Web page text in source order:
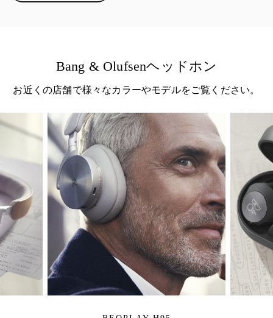
Bang & Olufsenヘッドホン
お近くの店舗で様々なカラーやモデルをご覧ください。